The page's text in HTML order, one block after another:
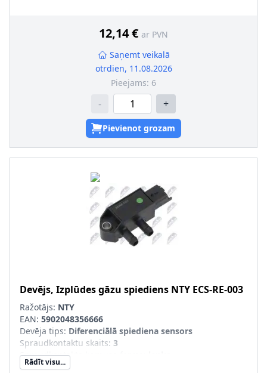
12,14 € ar PVN
Saņemt veikalā
otrdien, 11.08.2026
Pieejams: 6
- +
Pievienot grozam
Devējs, Izplūdes gāzu spiediens NTY ECS-RE-003
Ražotājs: NTY
EAN: 5902048356666
Devēja tips: Diferenciālā spiediena sensors
Spraudkontaktu skaits: 3
Spraudkontakta korpusa forma
Izplūdes gāzu sistēma
Rādīt visu...